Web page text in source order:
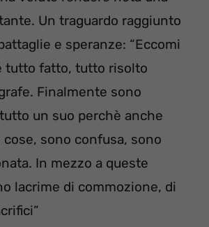
Un traguardo raggiunto
e speranze: “Eccomi
tutto fatto, tutto risolto
Finalmente sono
tutto un suo perchè anche
sono confusa, sono
In mezzo a queste
lacrime di commozione, di